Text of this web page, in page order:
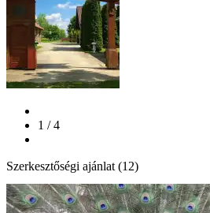
1 / 4
Szerkesztőségi ajánlat (12)